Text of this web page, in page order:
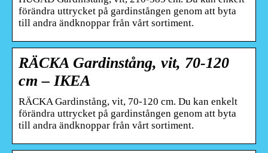
förändra uttrycket på gardinstången genom att byta
till andra ändknoppar från vårt sortiment.
RÄCKA Gardinstång, vit, 70-120
cm – IKEA
RÄCKA Gardinstång, vit, 70-120 cm. Du kan enkelt
förändra uttrycket på gardinstången genom att byta
till andra ändknoppar från vårt sortiment.